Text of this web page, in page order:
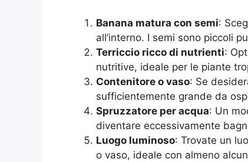
Banana matura con semi:
all’interno. I semi sono piccoli
Terriccio ricco di nutrienti:
nutritive, ideale per le piante
Contenitore o vaso: Se
sufficientemente grande da
Spruzzatore per acqua: Un
diventare eccessivamente
Luogo luminoso: Trovate un
o vaso, ideale con almeno